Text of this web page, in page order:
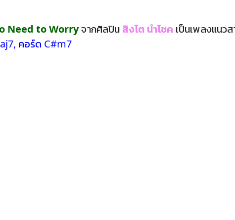
Need to Worryจากศิลปิน สิงโต นำโชค เป็นเพลงแนว
, คอร์ด C#m7